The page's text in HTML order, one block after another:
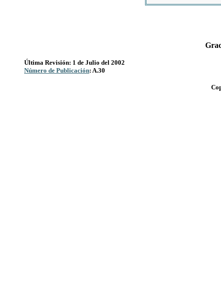
Última Revisión: 1 de Julio del 2002
Número de Publicación: A.30